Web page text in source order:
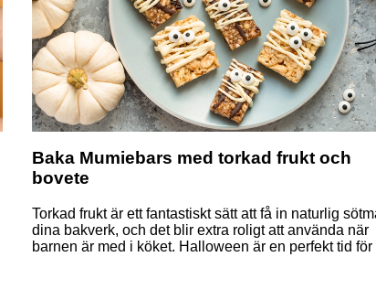
Baka Mumiebars med torkad frukt och
bovete
Torkad frukt är ett fantastiskt sätt att få in naturlig
dina bakverk, och det blir extra roligt att använda när
barnen är med i köket. Halloween är en perfekt tid för